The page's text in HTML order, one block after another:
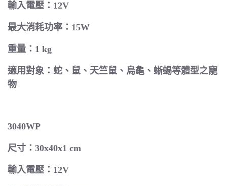
輸入電壓：12V
最大消耗功率：15W
重量：1 kg
適用對象：蛇、鼠、天竺鼠、烏龜、蜥蜴等體型之寵
物
3040WP
尺寸：30x40x1 cm
輸入電壓：12V